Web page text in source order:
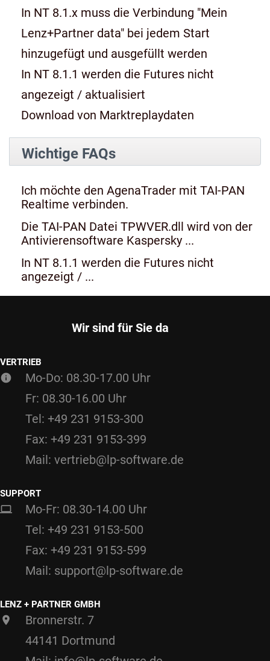
In NT 8.1.x muss die Verbindung "Mein
Lenz+Partner data" bei jedem Start
hinzugefügt und ausgefüllt werden
In NT 8.1.1 werden die Futures nicht
angezeigt / aktualisiert
Download von Marktreplaydaten
Wichtige FAQs
Ich möchte den AgenaTrader mit TAI-PAN
Realtime verbinden.
Die TAI-PAN Datei TPWVER.dll wird von der
Antivierensoftware Kaspersky ...
In NT 8.1.1 werden die Futures nicht
angezeigt / ...
Wir sind für Sie da
VERTRIEB
Mo-Do: 08.30-17.00 Uhr
Fr: 08.30-16.00 Uhr
Tel: +49 231 9153-300
Fax: +49 231 9153-399
Mail: vertrieb@lp-software.de
SUPPORT
Mo-Fr: 08.30-14.00 Uhr
Tel: +49 231 9153-500
Fax: +49 231 9153-599
Mail: support@lp-software.de
LENZ + PARTNER GMBH
Bronnerstr. 7
44141 Dortmund